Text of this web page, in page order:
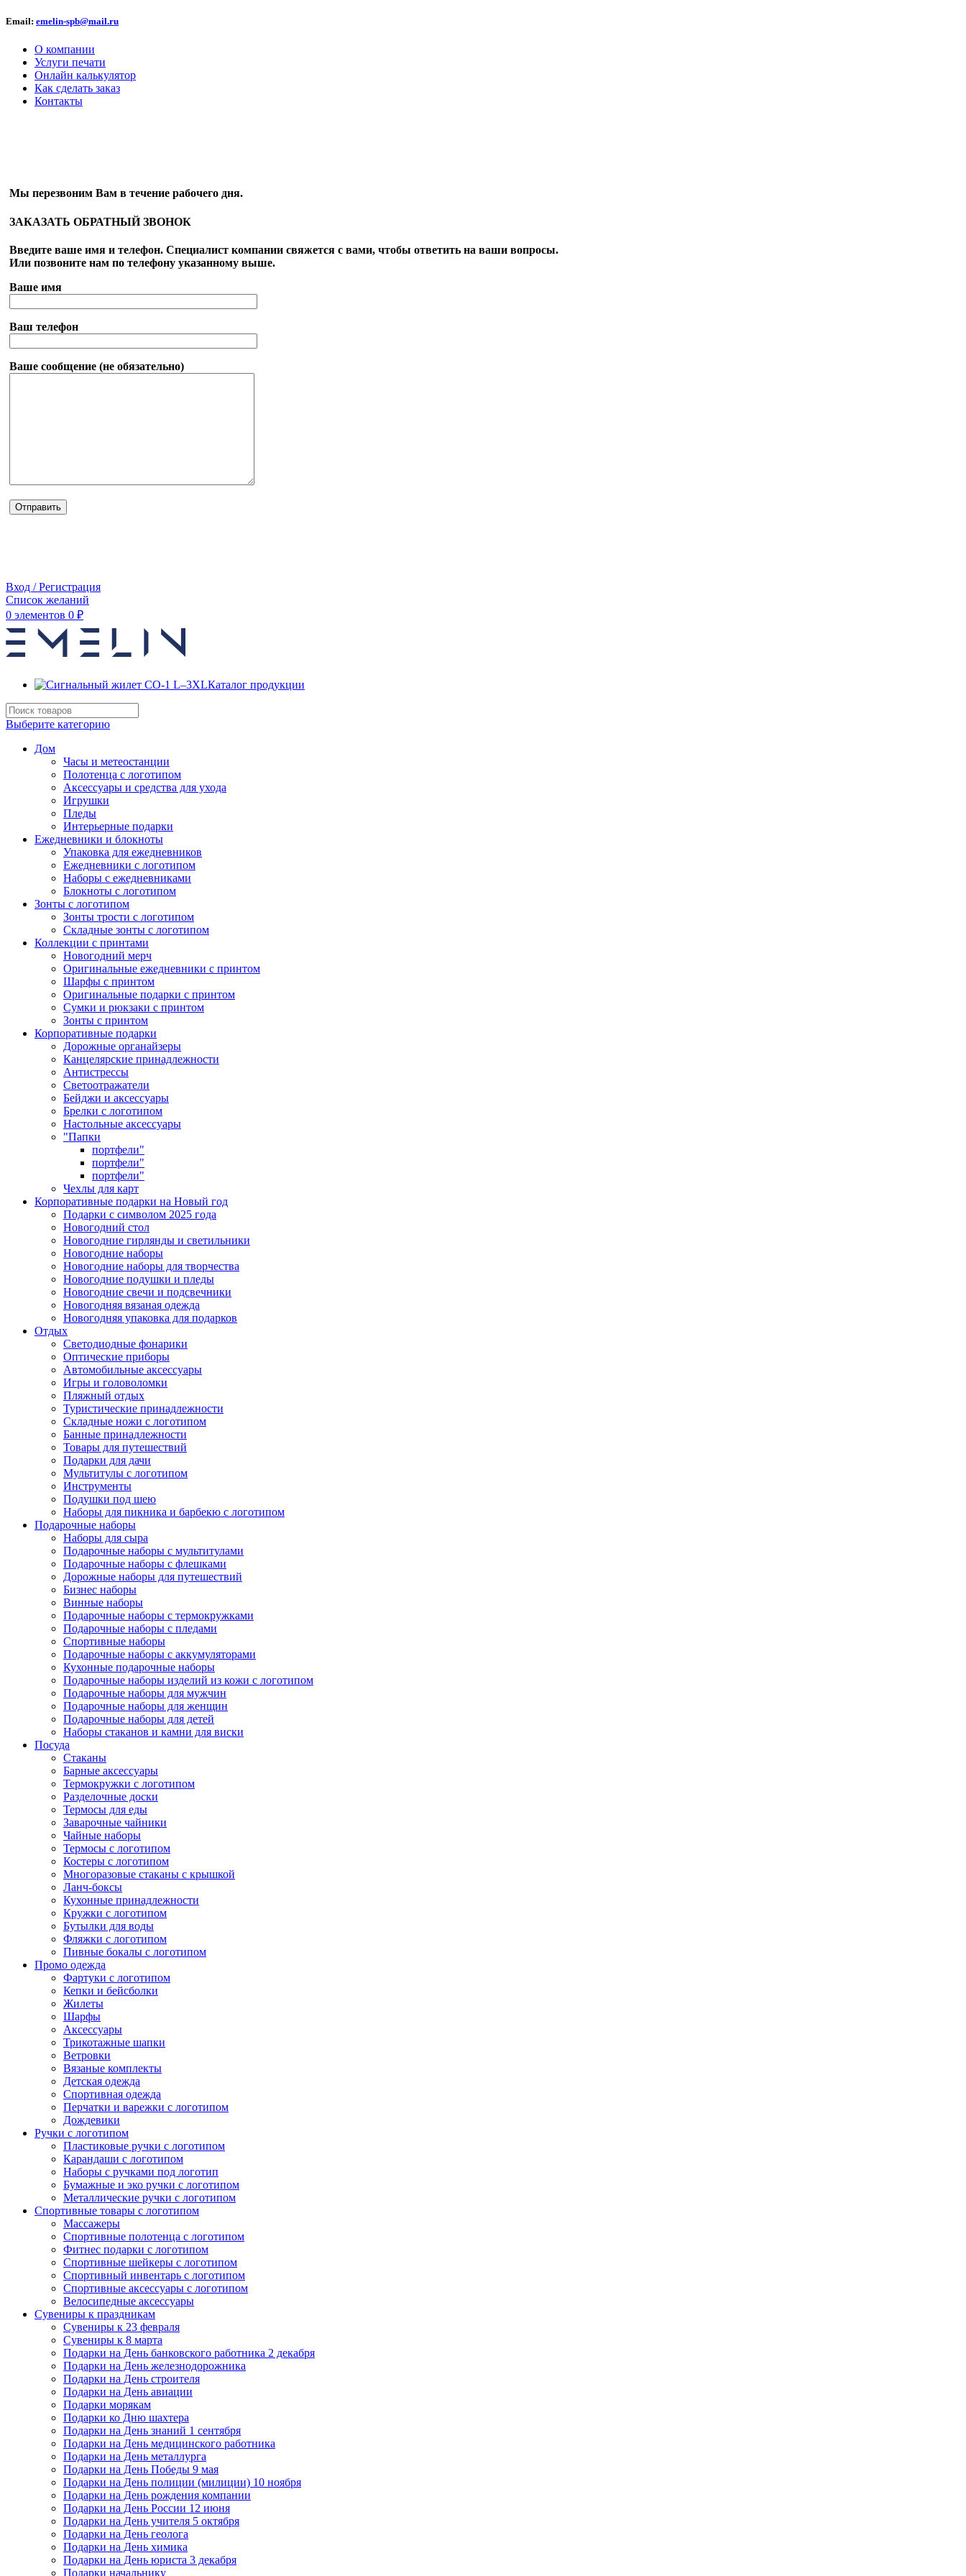
Email: emelin-spb@mail.ru
О компании
Услуги печати
Онлайн калькулятор
Как сделать заказ
Контакты
Мы перезвоним Вам в течение рабочего дня.
ЗАКАЗАТЬ ОБРАТНЫЙ ЗВОНОК
Введите ваше имя и телефон. Специалист компании свяжется с вами, чтобы ответить на ваши вопросы.
Или позвоните нам по телефону указанному выше.
Ваше имя
Ваш телефон
Ваше сообщение (не обязательно)
Вход / Регистрация
Список желаний
0 элементов 0 ₽
Каталог продукции
Выберите категорию
Дом
Часы и метеостанции
Полотенца с логотипом
Аксессуары и средства для ухода
Игрушки
Пледы
Интерьерные подарки
Ежедневники и блокноты
Упаковка для ежедневников
Ежедневники с логотипом
Наборы с ежедневниками
Блокноты с логотипом
Зонты с логотипом
Зонты трости с логотипом
Складные зонты с логотипом
Коллекции с принтами
Новогодний мерч
Оригинальные ежедневники с принтом
Шарфы с принтом
Оригинальные подарки с принтом
Сумки и рюкзаки с принтом
Зонты с принтом
Корпоративные подарки
Дорожные органайзеры
Канцелярские принадлежности
Антистрессы
Светоотражатели
Бейджи и аксессуары
Брелки с логотипом
Настольные аксессуары
"Папки
портфели"
портфели"
портфели"
Чехлы для карт
Корпоративные подарки на Новый год
Подарки с символом 2025 года
Новогодний стол
Новогодние гирлянды и светильники
Новогодние наборы
Новогодние наборы для творчества
Новогодние подушки и пледы
Новогодние свечи и подсвечники
Новогодняя вязаная одежда
Новогодняя упаковка для подарков
Отдых
Светодиодные фонарики
Оптические приборы
Автомобильные аксессуары
Игры и головоломки
Пляжный отдых
Туристические принадлежности
Складные ножи с логотипом
Банные принадлежности
Товары для путешествий
Подарки для дачи
Мультитулы с логотипом
Инструменты
Подушки под шею
Наборы для пикника и барбекю с логотипом
Подарочные наборы
Наборы для сыра
Подарочные наборы с мультитулами
Подарочные наборы с флешками
Дорожные наборы для путешествий
Бизнес наборы
Винные наборы
Подарочные наборы с термокружками
Подарочные наборы с пледами
Спортивные наборы
Подарочные наборы с аккумуляторами
Кухонные подарочные наборы
Подарочные наборы изделий из кожи с логотипом
Подарочные наборы для мужчин
Подарочные наборы для женщин
Подарочные наборы для детей
Наборы стаканов и камни для виски
Посуда
Стаканы
Барные аксессуары
Термокружки с логотипом
Разделочные доски
Термосы для еды
Заварочные чайники
Чайные наборы
Термосы с логотипом
Костеры с логотипом
Многоразовые стаканы с крышкой
Ланч-боксы
Кухонные принадлежности
Кружки с логотипом
Бутылки для воды
Фляжки с логотипом
Пивные бокалы с логотипом
Промо одежда
Фартуки с логотипом
Кепки и бейсболки
Жилеты
Шарфы
Аксессуары
Трикотажные шапки
Ветровки
Вязаные комплекты
Детская одежда
Спортивная одежда
Перчатки и варежки с логотипом
Дождевики
Ручки с логотипом
Пластиковые ручки с логотипом
Карандаши с логотипом
Наборы с ручками под логотип
Бумажные и эко ручки с логотипом
Металлические ручки с логотипом
Спортивные товары с логотипом
Массажеры
Спортивные полотенца с логотипом
Фитнес подарки с логотипом
Спортивные шейкеры с логотипом
Спортивный инвентарь с логотипом
Спортивные аксессуары с логотипом
Велосипедные аксессуары
Сувениры к праздникам
Сувениры к 23 февраля
Сувениры к 8 марта
Подарки на День банковского работника 2 декабря
Подарки на День железнодорожника
Подарки на День строителя
Подарки на День авиации
Подарки морякам
Подарки ко Дню шахтера
Подарки на День знаний 1 сентября
Подарки на День медицинского работника
Подарки на День металлурга
Подарки на День Победы 9 мая
Подарки на День полиции (милиции) 10 ноября
Подарки на День рождения компании
Подарки на День России 12 июня
Подарки на День учителя 5 октября
Подарки на День геолога
Подарки на День химика
Подарки на День юриста 3 декабря
Подарки начальнику